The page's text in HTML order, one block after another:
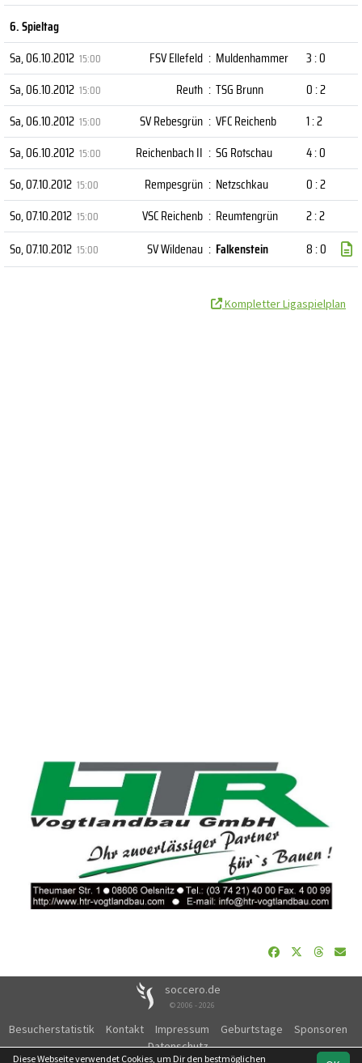
6. Spieltag
Sa, 06.10.2012 15:00 FSV Ellefeld : Muldenhammer
3 : 0
Sa, 06.10.2012 15:00 Reuth : TSG Brunn
0 : 2
Sa, 06.10.2012 15:00 SV Rebesgrün : VFC Reichenb
1 : 2
Sa, 06.10.2012 15:00 Reichenbach II : SG Rotschau
4 : 0
So, 07.10.2012 15:00 Rempesgrün : Netzschkau
0 : 2
So, 07.10.2012 15:00 VSC Reichenb : Reumtengrün
2 : 2
So, 07.10.2012 15:00 SV Wildenau : Falkenstein 8 : 0
Kompletter Ligaspielplan
soccero.de
© 2006 - 2026
Besucherstatistik Kontakt Impressum Geburtstage
Sponsoren
Datenschutz
Diese Webseite verwendet Cookies, um Dir den bestmöglichen